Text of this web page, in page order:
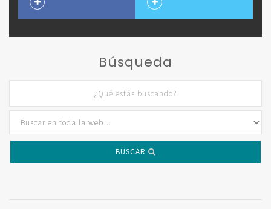
Búsqueda
BUSCAR